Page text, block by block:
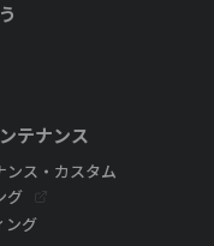
テナンス
ンス・カスタム
グ
ング